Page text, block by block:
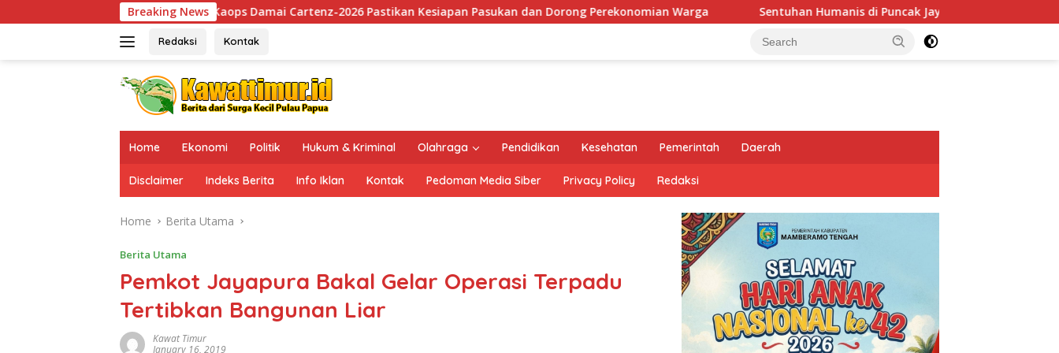
to
Breaking News
Sinak, Kaops Damai Cartenz-2026 Pastikan Kesiapan Pasukan dan Dorong Perekonomian Warga Sentuhan Humanis di Puncak Jaya: Saat Satgas Ops Damai Cartenz Ikut Panen
Redaksi Kontak
Home Ekonomi Politik Hukum & Kriminal Olahraga Pendidikan Kesehatan Pemerintah Daerah
Disclaimer Indeks Berita Info Iklan Kontak Pedoman Media Siber Privacy Policy Redaksi
Home Berita Utama
Berita Utama
Pemkot Jayapura Bakal Gelar Operasi Terpadu
Tertibkan Bangunan Liar
Kawat Timur
January 16, 2019